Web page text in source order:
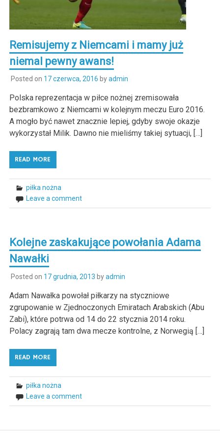
Remisujemy z Niemcami i mamy już
niemal pewny awans!
Posted on 17 czerwca, 2016 byadmin
Polska reprezentacja w piłce nożnej zremisowała
bezbramkowo z Niemcami w kolejnym meczu Euro 2016.
A mogło być nawet znacznie lepiej, gdyby swoje okazje
wykorzystał Milik. Dawno nie mieliśmy takiej sytuacji, […]
READ MORE
piłka nożna
Leave a comment
Kolejne zaskakujące powołania Adama
Nawałki
Posted on 17 grudnia, 2013 byadmin
Adam Nawałka powołał piłkarzy na styczniowe
zgrupowanie w Zjednoczonych Emiratach Arabskich (Abu
Zabi), które potrwa od 14 do 22 stycznia 2014 roku.
Polacy zagrają tam dwa mecze kontrolne, z Norwegią […]
READ MORE
piłka nożna
Leave a comment